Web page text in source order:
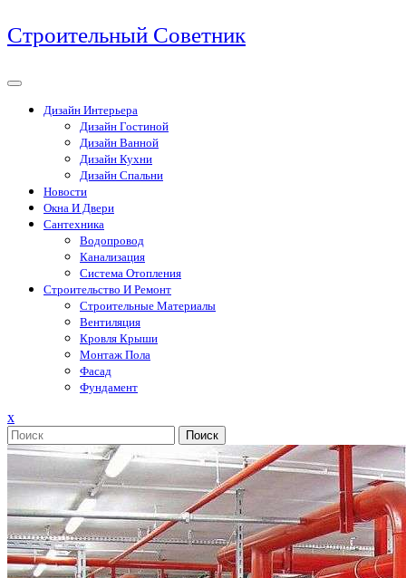
Перейти
к
Строительный Советник
Дизайн Интерьера
Дизайн Гостиной
Дизайн Ванной
Дизайн Кухни
Дизайн Спальни
Новости
Окна И Двери
Сантехника
Водопровод
Канализация
Система Отопления
Строительство И Ремонт
Строительные Материалы
Вентиляция
Кровля Крыши
Монтаж Пола
Фасад
Фундамент
xЗакрыть
меню
Поиск